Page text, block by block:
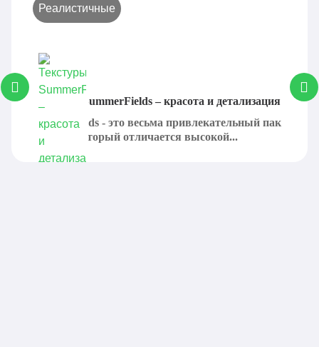
Реалистичные
Текстуры SummerFields – красота и детализация
SummerFields - это весьма привлекательный пак
текстур, который отличается высокой...